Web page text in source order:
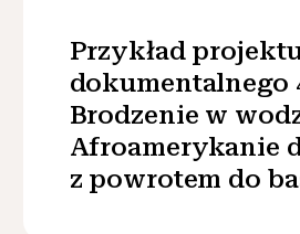
Przykład
dokumentalnego
Brodzenie w
Afroamerykanie
z powrotem do